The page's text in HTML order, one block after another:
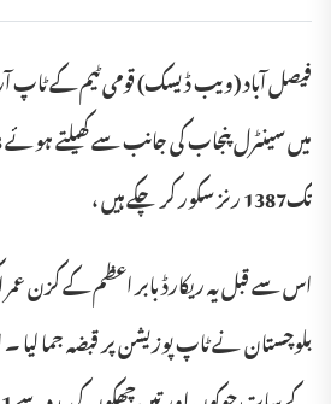
تک1387 رنز سکور کر چکے ہیں ،